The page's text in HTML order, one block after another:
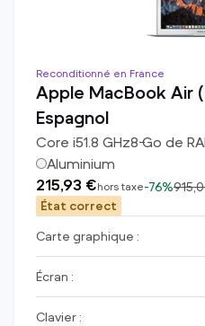
Reconditionné en France
Apple MacBook Air
Espagnol
Core i51.8 GHz8Go de
Aluminium
215,93 €hors taxe-76%
État correct
Carte graphique :
Écran :
Clavier :